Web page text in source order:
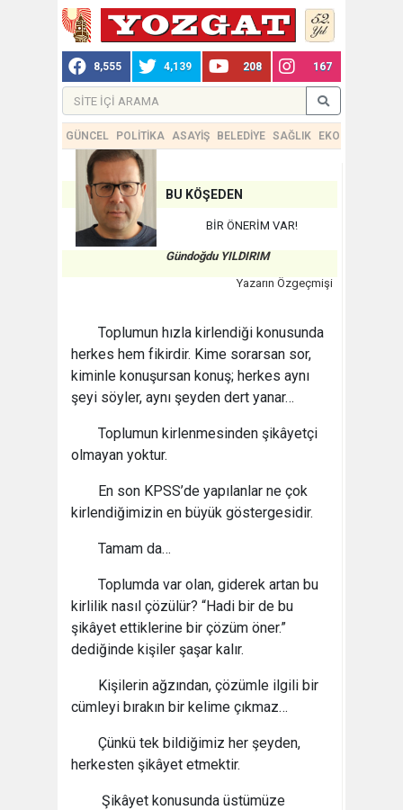
8,555 4,139 208 167
GÜNCEL POLİTİKA ASAYİŞ BELEDİYE SAĞLIK EKONOMİ
BU KÖŞEDEN
BİR ÖNERİM VAR!
Gündoğdu YILDIRIM
Yazarın Özgeçmişi
Toplumun hızla kirlendiği konusunda
herkes hem fikirdir. Kime sorarsan sor,
kiminle konuşursan konuş; herkes aynı
şeyi söyler, aynı şeyden dert yanar…
Toplumun kirlenmesinden şikâyetçi
olmayan yoktur.
En son KPSS’de yapılanlar ne çok
kirlendiğimizin en büyük göstergesidir.
Tamam da…
Toplumda var olan, giderek artan bu
kirlilik nasıl çözülür? “Hadi bir de bu
şikâyet ettiklerine bir çözüm öner.”
dediğinde kişiler şaşar kalır.
Kişilerin ağzından, çözümle ilgili bir
cümleyi bırakın bir kelime çıkmaz…
Çünkü tek bildiğimiz her şeyden,
herkesten şikâyet etmektir.
Şikâyet konusunda üstümüze